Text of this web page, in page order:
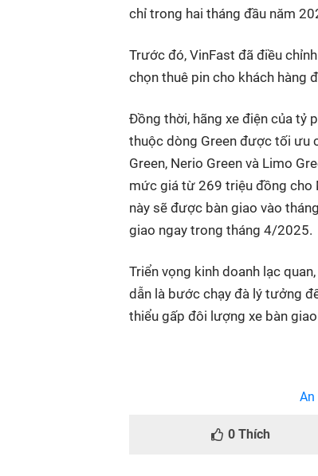
chỉ trong hai tháng đầu năm
Trước đó, VinFast đã điều
chọn thuê pin cho khách hàng
Đồng thời, hãng xe điện của tỷ
thuộc dòng Green được tối ưu
Green, Nerio Green và Limo
mức giá từ 269 triệu đồng cho
này sẽ được bàn giao vào
giao ngay trong tháng 4/2025.
Triển vọng kinh doanh lạc
dẫn là bước chạy đà lý tưởng
thiểu gấp đôi lượng xe bàn
An
0 Thích